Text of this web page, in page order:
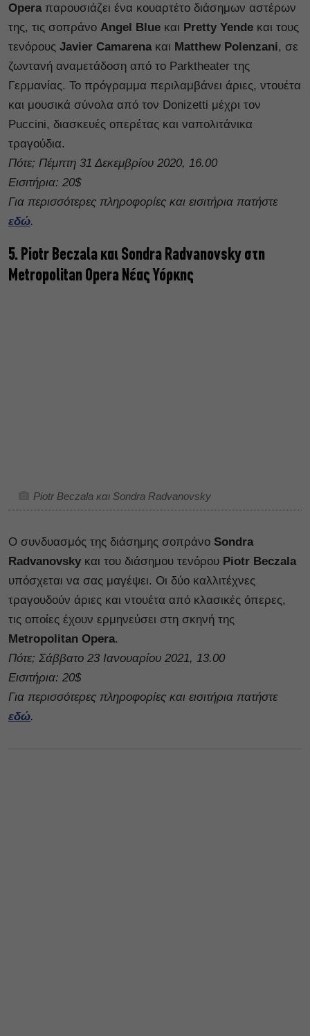
Operaπαρουσιάζει ένα κουαρτέτο διάσημων αστέρων
της, τις σοπράνο Angel Blue και Pretty Yende και τους
τενόρους Javier Camarenaκαι Matthew Polenzani, σε
ζωντανή αναμετάδοση από το Parktheater της
Γερμανίας. Το πρόγραμμα περιλαμβάνει άριες, ντουέτα
και μουσικά σύνολα από τον Donizetti μέχρι τον
Puccini, διασκευές οπερέτας και ναπολιτάνικα
τραγούδια.
Πότε; Πέμπτη 31 Δεκεμβρίου 2020, 16.00
Εισιτήρια: 20$
Για περισσότερες πληροφορίες και εισιτήρια πατήστε
εδώ.
5. Piotr Beczala και Sondra Radvanovsky στη
Metropolitan Opera Νέας Υόρκης
Piotr Beczala και Sondra Radvanovsky
Ο συνδυασμός της διάσημης σοπράνο Sondra
Radvanovsky και του διάσημου τενόρου Piotr Beczala
υπόσχεται να σας μαγέψει. Οι δύο καλλιτέχνες
τραγουδούν άριες και ντουέτα από κλασικές όπερες,
τις οποίες έχουν ερμηνεύσει στη σκηνή της
Metropolitan Opera.
Πότε; Σάββατο 23 Ιανουαρίου 2021, 13.00
Εισιτήρια: 20$
Για περισσότερες πληροφορίες και εισιτήρια πατήστε
εδώ.